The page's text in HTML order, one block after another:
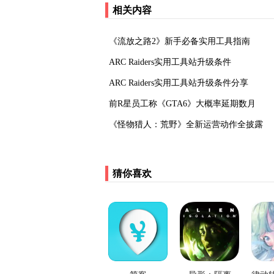
相关内容
《流放之路2》新手必备实用工具指南
ARC Raiders实用工具站升级条件
ARC Raiders实用工具站升级条件分享
‌前R星员工称《GTA6》大概率延期数月‌
‌《怪物猎人：荒野》全新运营动作全披露‌
猜你喜欢